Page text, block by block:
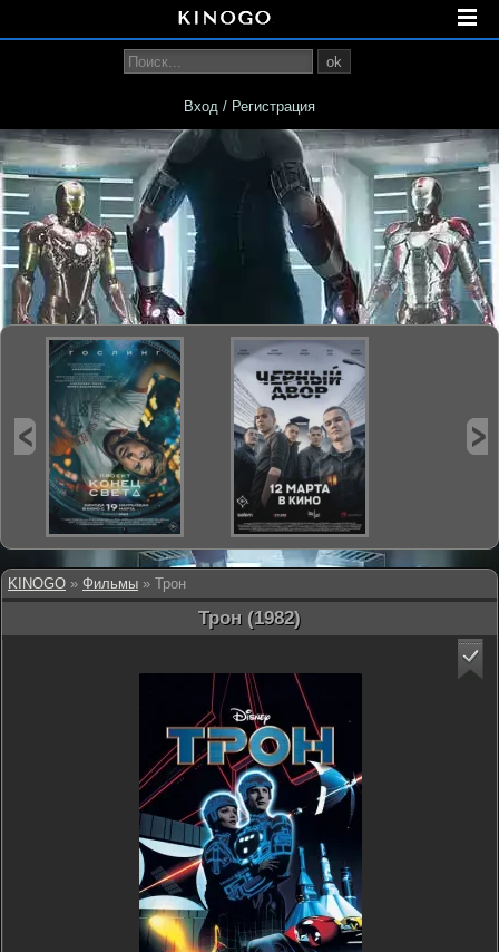
KINOGO » Фильмы » Трон
Трон (1982)
ok
Вход / Регистрация